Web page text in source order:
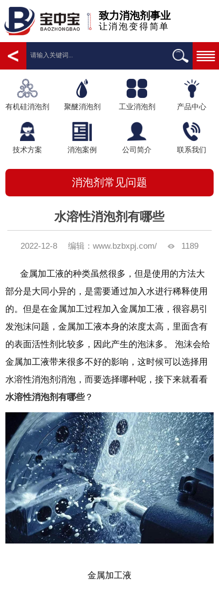
致力消泡剂事业
让消泡变得简单
有机硅消泡剂 聚醚消泡剂 工业消泡剂 产品中心
技术方案 消泡案例 公司简介 联系我们
消泡剂常见问题
水溶性消泡剂有哪些
2022-12-8 编辑：www.bzbxpj.com/ 1189
金属加工液的种类虽然很多，但是使用的方法大
部分是大同小异的，是需要通过加入水进行稀释使用
的。但是在金属加工过程加入金属加工液，很容易引
发泡沫问题，金属加工液本身的浓度太高，里面含有
的表面活性剂比较多，因此产生的泡沫多。
泡沫会给
金属加工液带来很多不好的影响，这时候可以选择用
水溶性消泡剂消泡，而要选择哪种呢，接下来就看看
水溶性消泡剂有哪些？
金属加工液